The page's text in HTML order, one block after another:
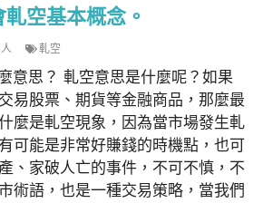
空基本概念。
軋空
意思？ 軋空意思是什麼呢？如果
易股票、期貨等金融商品，那麼最
麼是軋空現象，因為當市場發生軋
可能是非常好賺錢的時機點，也可
、家破人亡的事件，不可不慎，不
術語，也是一種交易策略，當我們